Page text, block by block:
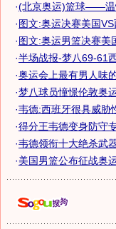
·(北京奥运)篮球——温
·图文:奥运决赛美国
·图文:奥运男篮决赛美
·半场战报-梦八69-61
·奥运会上最有男人味
·梦八球员憧憬伦敦奥
·韦德:西班牙很具威胁
·得分王韦德变身防守
·韦德领衔十大绝杀武
·美国男篮公布征战奥